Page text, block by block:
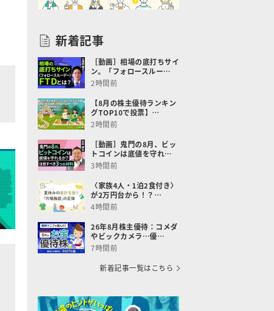
新着記事
［動画］相場の底打ちサイ
ン。「フォロースルー…
2時間前
【8月の株主優待ランキン
グTOP10で投票】…
2時間前
［動画］鬼門の8月、ビッ
トコインは底値を守れ…
3時間前
〈家族4人・1泊2食付き〉
が2万円台から！？…
4時間前
26年8月株主優待：コメダ
やビックカメラ…優…
7時間前
新着記事一覧はこちら